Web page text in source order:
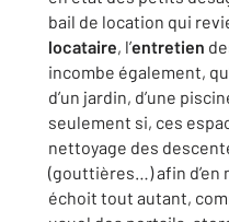
bail de location qui
locataire, l’entretien
incombe également,
d’un jardin, d’une
seulement si, ces
nettoyage des
(gouttières…) afin d’en
échoit tout autant,